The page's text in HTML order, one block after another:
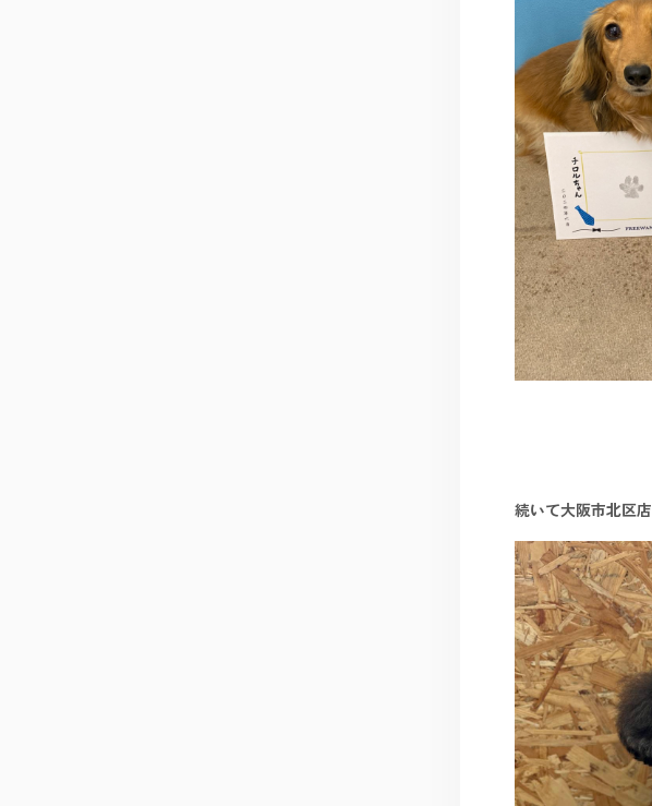
続いて大阪市北区店